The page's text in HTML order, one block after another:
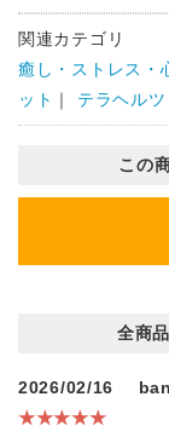
関連カテゴリ
癒し・ストレス・
ット ｜ テラヘルツ
この
全商
2026/02/16
★★★★★